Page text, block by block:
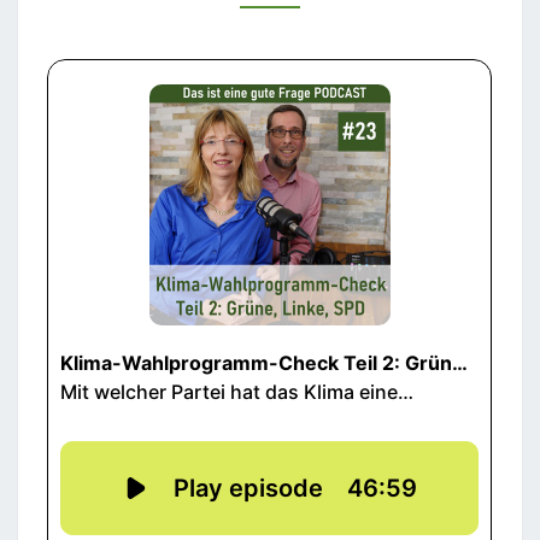
LINKE,